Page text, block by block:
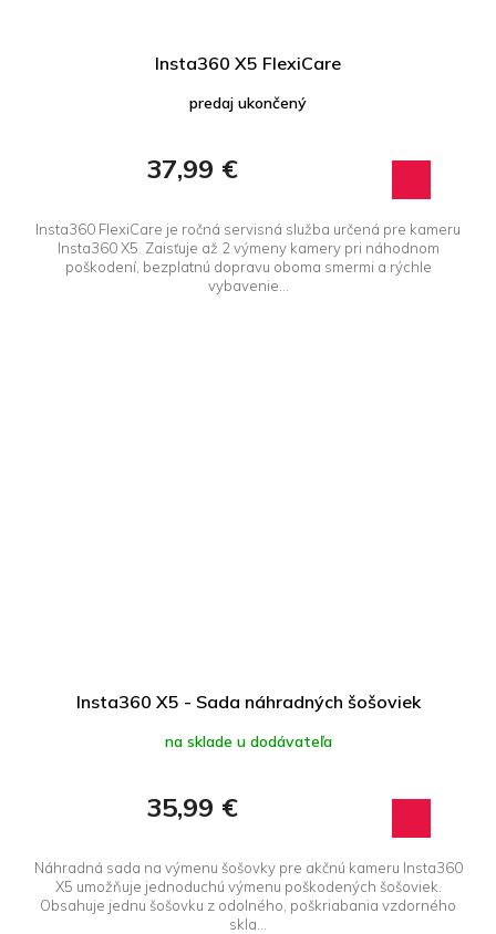
Insta360 X5 FlexiCare
predaj ukončený
37,99 €
Insta360 FlexiCare je ročná servisná služba určená pre kameru
Insta360 X5. Zaisťuje až 2 výmeny kamery pri náhodnom
poškodení, bezplatnú dopravu oboma smermi a rýchle
vybavenie...
Insta360 X5 - Sada náhradných šošoviek
na sklade u dodávateľa
35,99 €
Náhradná sada na výmenu šošovky pre akčnú kameru Insta360
X5 umožňuje jednoduchú výmenu poškodených šošoviek.
Obsahuje jednu šošovku z odolného, poškriabania vzdorného
skla...